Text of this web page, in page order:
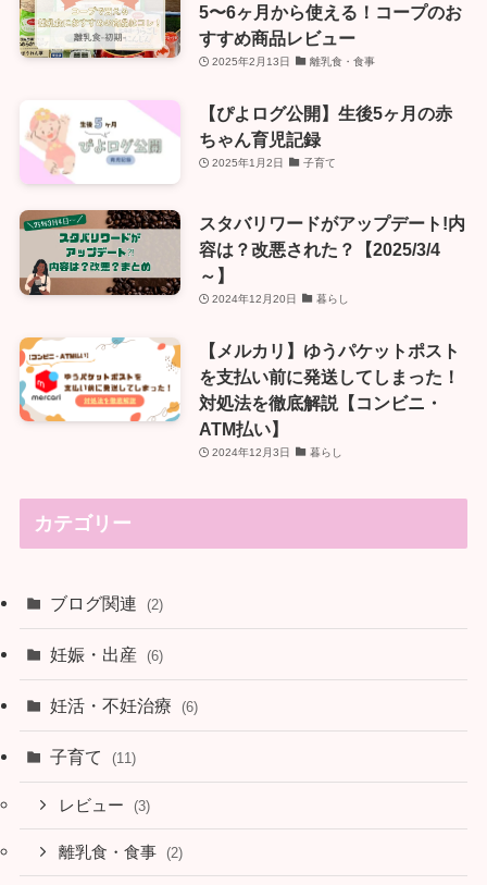
5〜6ヶ月から使える！コープのお
すすめ商品レビュー
2025年2月13日 離乳食・食事
【ぴよログ公開】生後5ヶ月の赤
ちゃん育児記録
2025年1月2日 子育て
スタバリワードがアップデート!内
容は？改悪された？【2025/3/4
～】
2024年12月20日 暮らし
【メルカリ】ゆうパケットポスト
を支払い前に発送してしまった！
対処法を徹底解説【コンビニ・
ATM払い】
2024年12月3日 暮らし
カテゴリー
ブログ関連 (2)
妊娠・出産 (6)
妊活・不妊治療 (6)
子育て (11)
レビュー (3)
離乳食・食事 (2)